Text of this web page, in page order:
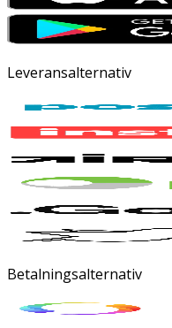
Leveransalternativ
Betalningsalternativ